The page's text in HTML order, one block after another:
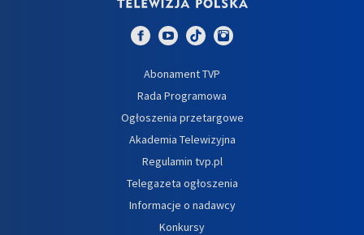
Abonament TVP
Rada Programowa
Ogłoszenia przetargowe
Akademia Telewizyjna
Regulamin tvp.pl
Telegazeta ogłoszenia
Informacje o nadawcy
Konkursy